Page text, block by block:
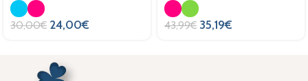
30,00€ 24,00€ 43,99€ 35,19€